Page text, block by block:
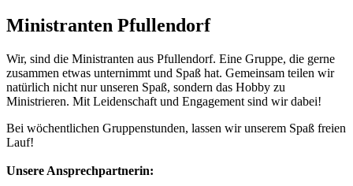
Ministranten Pfullendorf
Wir, sind die Ministranten aus Pfullendorf. Eine Gruppe, die gerne
zusammen etwas unternimmt und Spaß hat. Gemeinsam teilen wir
natürlich nicht nur unseren Spaß, sondern das Hobby zu
Ministrieren. Mit Leidenschaft und Engagement sind wir dabei!
Bei wöchentlichen Gruppenstunden, lassen wir unserem Spaß freien
Lauf!
Unsere Ansprechpartnerin: